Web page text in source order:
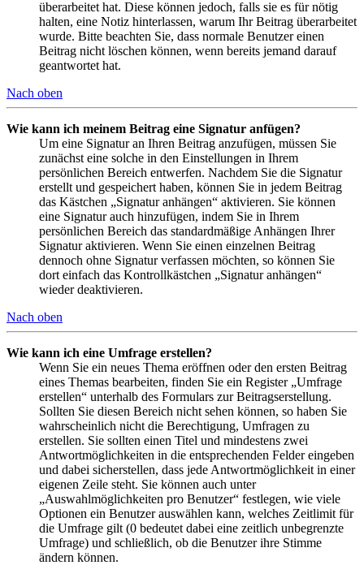
überarbeitet hat. Diese können jedoch, falls sie es für nötig
halten, eine Notiz hinterlassen, warum Ihr Beitrag überarbeitet
wurde. Bitte beachten Sie, dass normale Benutzer einen
Beitrag nicht löschen können, wenn bereits jemand darauf
geantwortet hat.
Nach oben
Wie kann ich meinem Beitrag eine Signatur anfügen?
Um eine Signatur an Ihren Beitrag anzufügen, müssen Sie
zunächst eine solche in den Einstellungen in Ihrem
persönlichen Bereich entwerfen. Nachdem Sie die Signatur
erstellt und gespeichert haben, können Sie in jedem Beitrag
das Kästchen „Signatur anhängen“ aktivieren. Sie können
eine Signatur auch hinzufügen, indem Sie in Ihrem
persönlichen Bereich das standardmäßige Anhängen Ihrer
Signatur aktivieren. Wenn Sie einen einzelnen Beitrag
dennoch ohne Signatur verfassen möchten, so können Sie
dort einfach das Kontrollkästchen „Signatur anhängen“
wieder deaktivieren.
Nach oben
Wie kann ich eine Umfrage erstellen?
Wenn Sie ein neues Thema eröffnen oder den ersten Beitrag
eines Themas bearbeiten, finden Sie ein Register „Umfrage
erstellen“ unterhalb des Formulars zur Beitragserstellung.
Sollten Sie diesen Bereich nicht sehen können, so haben Sie
wahrscheinlich nicht die Berechtigung, Umfragen zu
erstellen. Sie sollten einen Titel und mindestens zwei
Antwortmöglichkeiten in die entsprechenden Felder eingeben
und dabei sicherstellen, dass jede Antwortmöglichkeit in einer
eigenen Zeile steht. Sie können auch unter
„Auswahlmöglichkeiten pro Benutzer“ festlegen, wie viele
Optionen ein Benutzer auswählen kann, welches Zeitlimit für
die Umfrage gilt (0 bedeutet dabei eine zeitlich unbegrenzte
Umfrage) und schließlich, ob die Benutzer ihre Stimme
ändern können.